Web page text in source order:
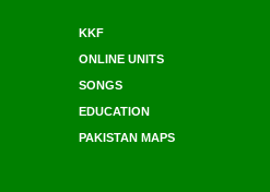
KKF
ONLINE UNITS
SONGS
EDUCATION
PAKISTAN MAPS